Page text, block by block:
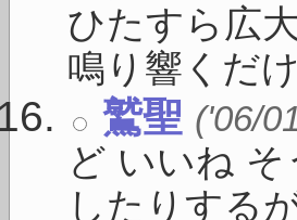
ひたすら広
鳴り響くだ
鷲聖 ('06/
ど いいね
したりする